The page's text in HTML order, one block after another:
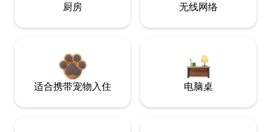
厨房 无线网络
适合携带宠物入住 电脑桌